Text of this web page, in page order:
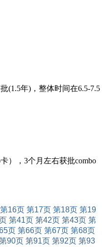
(1.5年)，整体时间在6.5-7.5
），3个月左右获批combo
第16页 第17页 第18页 第19
第41页 第42页 第43页 第
页 第66页 第67页 第68页
90页 第91页 第92页 第93